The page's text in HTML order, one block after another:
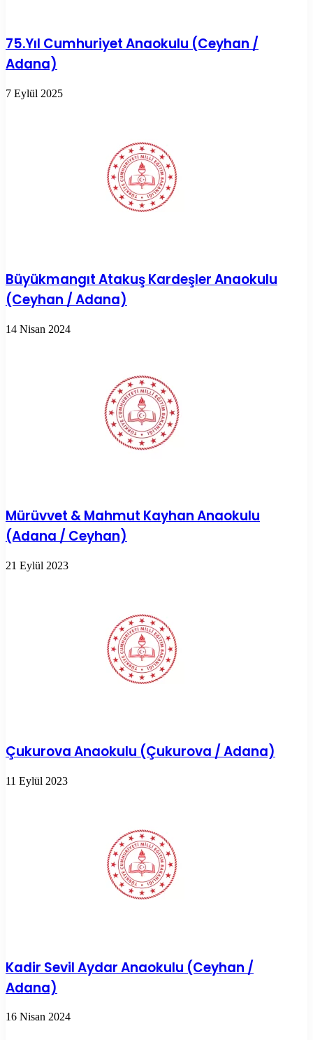
75.Yıl Cumhuriyet Anaokulu (Ceyhan /
Adana)
7 Eylül 2025
Büyükmangıt Atakuş Kardeşler Anaokulu
(Ceyhan / Adana)
14 Nisan 2024
Mürüvvet & Mahmut Kayhan Anaokulu
(Adana / Ceyhan)
21 Eylül 2023
Çukurova Anaokulu (Çukurova / Adana)
11 Eylül 2023
Kadir Sevil Aydar Anaokulu (Ceyhan /
Adana)
16 Nisan 2024